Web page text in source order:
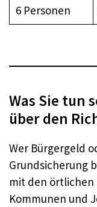
6 Personen
Was Sie tun
über den
Wer Bürgergeld
Grundsicherung
mit den örtlichen
Kommunen und